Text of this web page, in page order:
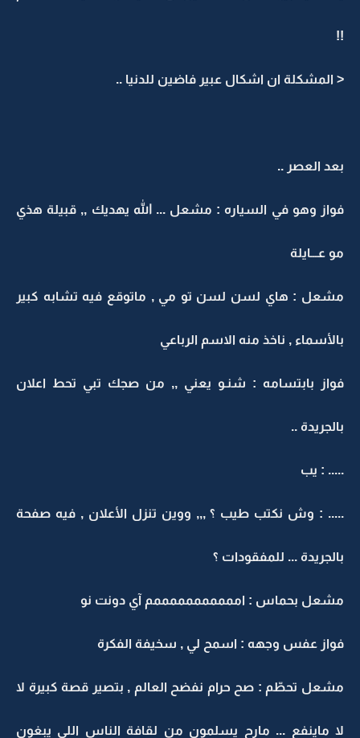
!!
< المشكلة ان اشكال عبير فاضين للدنيا ..
بعد العصر ..
فواز وهو في السياره : مشعل ... الله يهديك ,, قبيلة هذي
مو عـــايلة
مشعل : هاي لسن لسن تو مي , ماتوقع فيه تشابه كبير
بالأسماء , ناخذ منه الاسم الرباعي
فواز بابتسامه : شنـو يعني ,, من صجك تبي تحط اعلان
بالجريدة ..
..... : يب
..... : وش نكتب طيب ؟ ,,, ووين تنزل الأعلان , فيه صفحة
بالجريدة ... للمفقودات ؟
مشعل بحماس : امممممممممممم آي دونت نو
فواز عفس وجهه : اسمح لي , سخيفة الفكرة
مشعل تحطّم : صح حرام نفضح العالم , بتصير قصة كبيرة لا
لا ماينفع ... مارح يسلمون من لقافة الناس اللي يبغون